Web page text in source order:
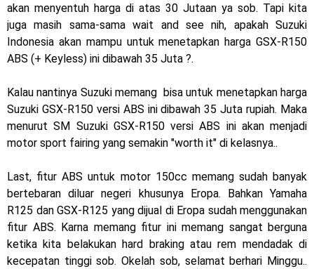
Dukung MotoGP Mandalika 2024, AHM serahkan 10 unit
motor listrik EM1 e
Yamaha Indonesia resmi luncurkan Nmax 155 Turbo
Sudah pakai winglet Karbon, Yamaha resmi merilis YZF-R1
dan YZF-R1M model 2025 !
Begini penampakan livery Kawasaki Ninja ZX-25RR KRT
Edition 2025
Berkenalan dengan KTM 990 RC R, jagoan baru dari KTM !
Yamaha Rilis New R15M versi 2024, makin sangar !
Penampakan tim Red Bull KTM Factory Racing musim 2024 !
akan menyentuh harga di atas 30 Jutaan ya sob. Tapi kita
juga masih sama-sama wait and see nih, apakah Suzuki
Indonesia akan mampu untuk menetapkan harga GSX-R150
ABS (+ Keyless) ini dibawah 35 Juta ?.
Kalau nantinya Suzuki memang bisa untuk menetapkan harga
Suzuki GSX-R150 versi ABS ini dibawah 35 Juta rupiah. Maka
menurut SM Suzuki GSX-R150 versi ABS ini akan menjadi
motor sport fairing yang semakin "worth it" di kelasnya..
Last, fitur ABS untuk motor 150cc memang sudah banyak
bertebaran diluar negeri khusunya Eropa. Bahkan Yamaha
R125 dan GSX-R125 yang dijual di Eropa sudah menggunakan
fitur ABS. Karna memang fitur ini memang sangat berguna
ketika kita belakukan hard braking atau rem mendadak di
kecepatan tinggi sob. Okelah sob, selamat berhari Minggu..